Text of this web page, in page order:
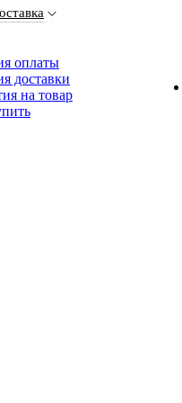
оплаты
доставки
на товар